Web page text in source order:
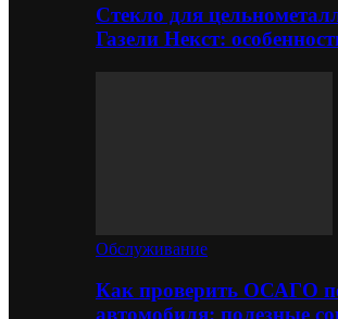
Стекло для
Газели Некст:
Обслуживание
Как проверить ОСАГО